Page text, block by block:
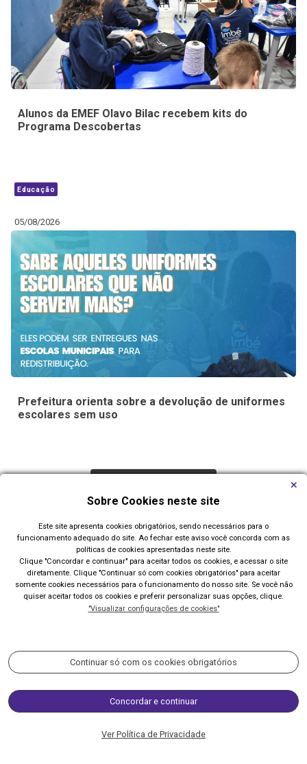
Alunos da EMEF Olavo Bilac recebem kits do
Programa Descobertas
Educação
05/08/2026
Prefeitura orienta sobre a devolução de uniformes
escolares sem uso
Todas as Notícias
Sobre Cookies neste site
Este site apresenta cookies obrigatórios, sendo necessários para o
funcionamento adequado do site. Ao fechar este aviso você concorda com as
políticas de cookies apresentadas neste site.
Clique "Concordar e continuar" para aceitar todos os cookies, e acessar o site
diretamente. Clique "Continuar só com cookies obrigatórios" para aceitar
somente cookies necessários para o funcionamento do nosso site. Se você não
quiser aceitar todos os cookies e preferir personalizar suas opções, clique.
"Visualizar configurações de cookies"
Continuar só com os cookies obrigatórios
Concordar e continuar
Ver Política de Privacidade
Prefeitura de Imbé
Acompanhe nossas redes sociais:
(51) 3627-8200 / 3627-8500